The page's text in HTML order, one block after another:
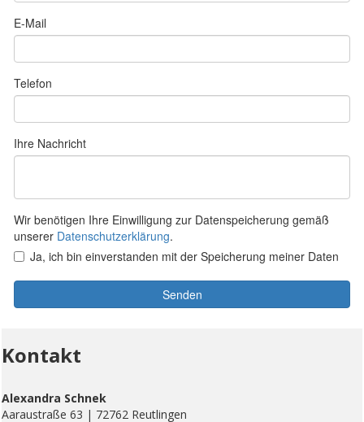
Kontakt
Alexandra Schnek
Aaraustraße 63 | 72762 Reutlingen